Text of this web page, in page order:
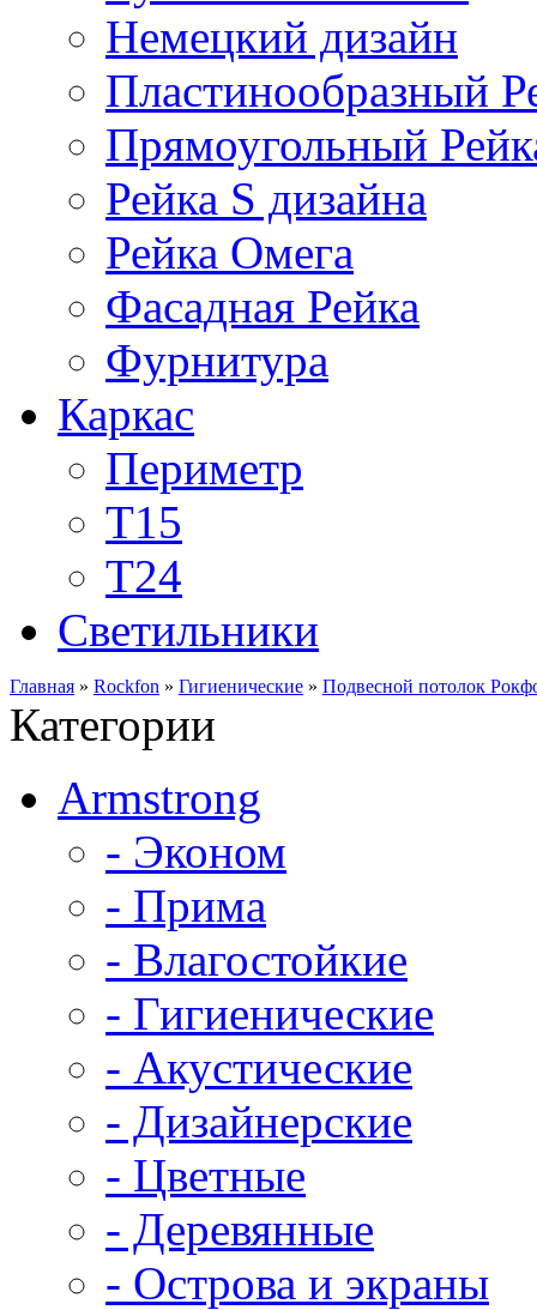
Немецкий дизайн
Пластинообразный
Прямоугольный
Рейка S дизайна
Рейка Омега
Фасадная Рейка
Фурнитура
Каркас
Периметр
Т15
Т24
Светильники
Главная » Rockfon » Гигиенические » Подвесной потолок
Категории
Armstrong
- Эконом
- Прима
- Влагостойкие
- Гигиенические
- Акустические
- Дизайнерские
- Цветные
- Деревянные
- Острова и экраны